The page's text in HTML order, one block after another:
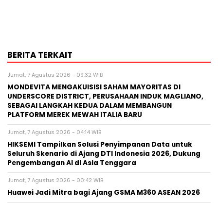
BERITA TERKAIT
Jumat, 7 Agustus 2026 - 09:32 WIB
MONDEVITA MENGAKUISISI SAHAM MAYORITAS DI
UNDERSCORE DISTRICT, PERUSAHAAN INDUK MAGLIANO,
SEBAGAI LANGKAH KEDUA DALAM MEMBANGUN
PLATFORM MEREK MEWAH ITALIA BARU
Jumat, 7 Agustus 2026 - 04:14 WIB
HIKSEMI Tampilkan Solusi Penyimpanan Data untuk
Seluruh Skenario di Ajang DTI Indonesia 2026, Dukung
Pengembangan AI di Asia Tenggara
Jumat, 7 Agustus 2026 - 00:42 WIB
Huawei Jadi Mitra bagi Ajang GSMA M360 ASEAN 2026